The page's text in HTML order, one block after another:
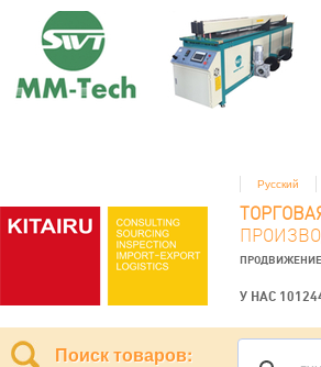
Русский
У НАС
Поиск товаров: